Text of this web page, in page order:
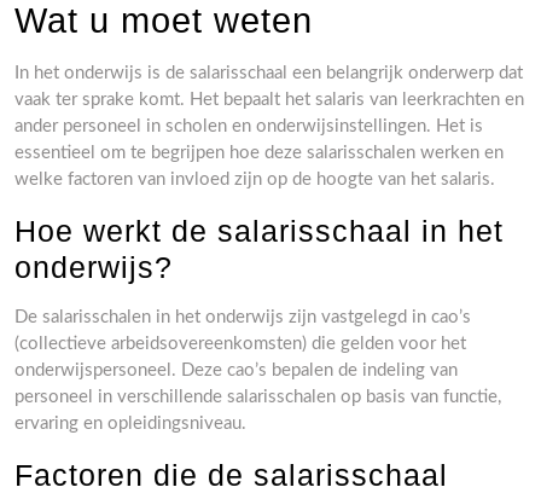
Wat u moet weten
In het onderwijs is de salarisschaal een belangrijk onderwerp dat
vaak ter sprake komt. Het bepaalt het salaris van leerkrachten en
ander personeel in scholen en onderwijsinstellingen. Het is
essentieel om te begrijpen hoe deze salarisschalen werken en
welke factoren van invloed zijn op de hoogte van het salaris.
Hoe werkt de salarisschaal in het
onderwijs?
De salarisschalen in het onderwijs zijn vastgelegd in cao’s
(collectieve arbeidsovereenkomsten) die gelden voor het
onderwijspersoneel. Deze cao’s bepalen de indeling van
personeel in verschillende salarisschalen op basis van functie,
ervaring en opleidingsniveau.
Factoren die de salarisschaal